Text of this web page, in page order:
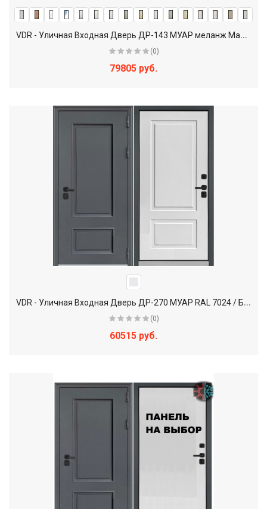
V
DR - Уличная Входная Дверь ДР-143 МУАР меланж Махагон / Панель на выбор
(0)
79805 руб.
V
DR - Уличная Входная Дверь ДР-270 МУАР RAL 7024 / Белый
(0)
60515 руб.